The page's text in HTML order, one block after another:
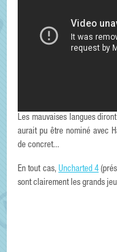
Les mauvaises langues
aurait pu être nominé avec
de concret...
En tout cas, Uncharted 4
sont clairement les grands